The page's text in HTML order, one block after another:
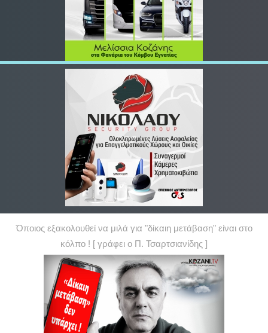
Όποιος εξακολουθεί να μιλά για "δίκαιη μετάβαση" είναι στο
κόλπο ! [ γράφει ο Π. Τσαρτσιανίδης ]